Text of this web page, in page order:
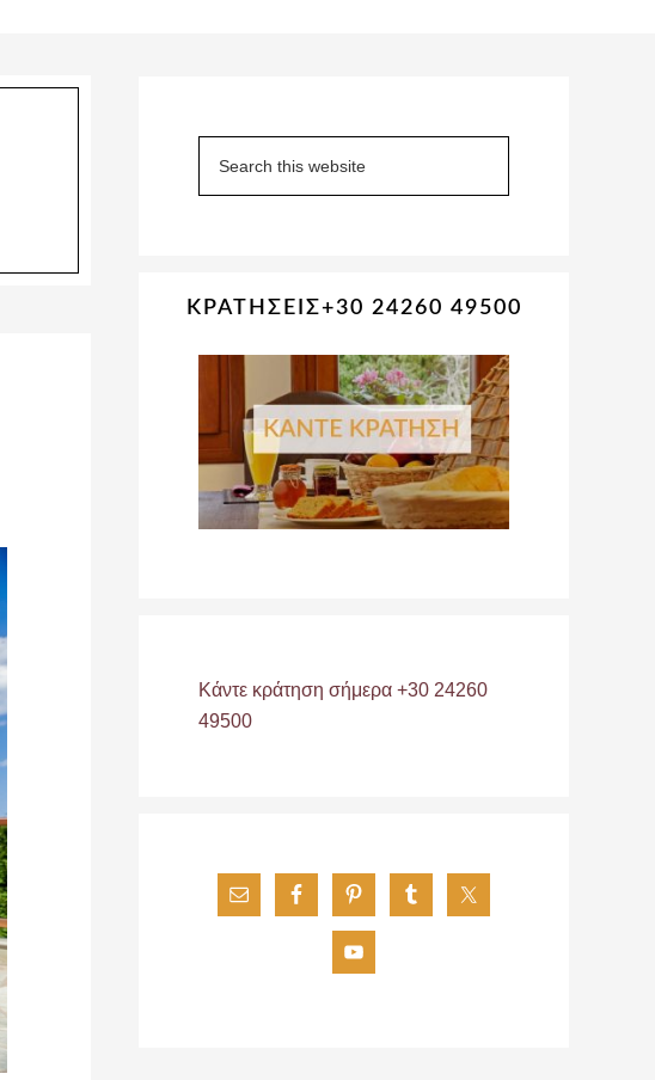
Sidebar
ΚΡΑΤΗΣΕΙΣ+30 24260 49500
Κάντε κράτηση σήμερα +30 24260
49500